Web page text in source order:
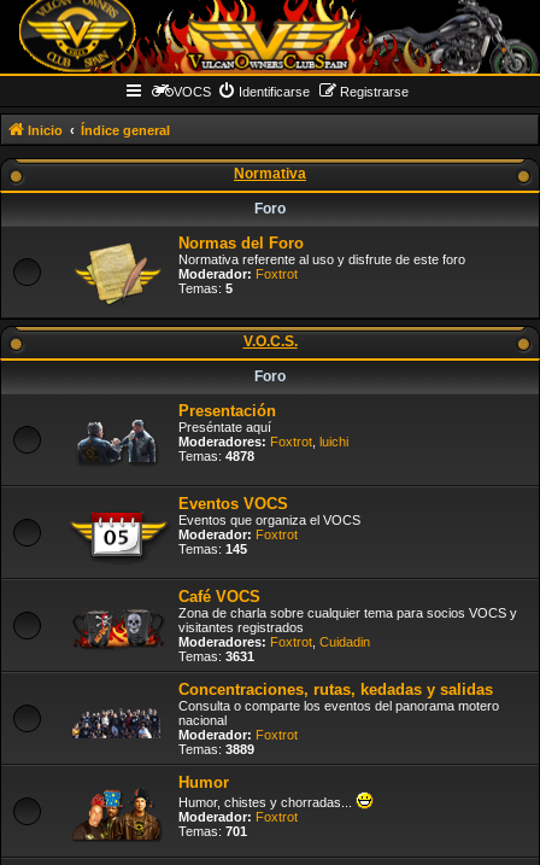
VOCS Identificarse Registrarse
Inicio Índice general
Normativa
Foro
Normas del Foro
Normativa referente al uso y disfrute de este foro
Moderador: Foxtrot
Temas: 5
V.O.C.S.
Foro
Presentación
Preséntate aquí
Moderadores: Foxtrot luichi
Temas: 4878
Eventos VOCS
Eventos que organiza el VOCS
Moderador: Foxtrot
Temas: 145
Café VOCS
Zona de charla sobre cualquier tema para socios VOCS y
visitantes registrados
Moderadores: Foxtrot Cuidadin
Temas: 3631
Concentraciones, rutas, kedadas y salidas
Consulta o comparte los eventos del panorama motero
nacional
Moderador: Foxtrot
Temas: 3889
Humor
Humor, chistes y chorradas...
Moderador: Foxtrot
Temas: 701